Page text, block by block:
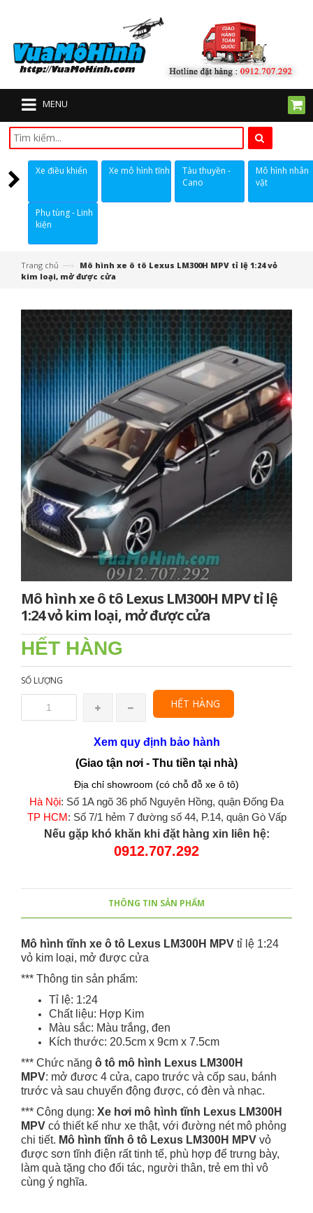
MENU
Xe điều khiển Xe mô hình tĩnh
Tàu thuyền -
Cano
Mô hình nhân
vật
Phụ tùng - Linh
kiện
Trang chủ —›
Mô hình xe ô tô Lexus LM300H MPV tỉ lệ 1:24 vỏ
kim loại, mở được cửa
Mô hình xe ô tô Lexus LM300H MPV tỉ lệ
1:24 vỏ kim loại, mở được cửa
HẾT HÀNG
SỐ LƯỢNG
HẾT HÀNG
Xem quy định bảo hành
(Giao tận nơi - Thu tiền tại nhà)
Địa chỉ showroom (có chỗ đỗ xe ô tô)
Hà Nội: Số 1A ngõ 36 phố Nguyên Hồng, quận Đống Đa
TP HCM : Số 7/1 hẻm 7 đường số 44, P.14, quận Gò Vấp
Nếu gặp khó khăn khi đặt hàng xin liên hệ:
0912.707.292
THÔNG TIN SẢN PHẨM
Mô hình tĩnh xe ô tô Lexus LM300H MPV tỉ lệ 1:24
vỏ kim loại, mở được cửa
*** Thông tin sản phẩm:
Tỉ lệ: 1:24
Chất liệu: Hợp Kim
Màu sắc: Màu trắng, đen
Kích thước: 20.5cm x 9cm x 7.5cm
*** Chức năng ô tô mô hình Lexus LM300H
MPV: mở đươc 4 cửa, capo trước và cốp sau, bánh
trước và sau chuyển động được, có đèn và nhạc.
*** Công dụng: Xe hơi mô hình tĩnh Lexus LM300H
MPV có thiết kế như xe thật, với đường nét mô phỏng
chi tiết. Mô hình tĩnh ô tô Lexus LM300H MPV vỏ
được sơn tĩnh điện rất tinh tế, phù hợp để trưng bày,
làm quà tặng cho đối tác, người thân, trẻ em thì vô
cùng ý nghĩa.